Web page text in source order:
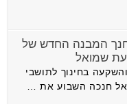
המבנה החדש של
שמואל
בחינוך לתושבי
חנכה השבוע את …